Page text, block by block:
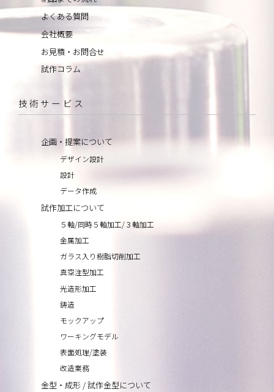
よくある質問
会社概要
お見積・お問合せ
試作コラム
技術サービス
企画・提案について
デザイン設計
設計
データ作成
試作加工について
５軸/同時５軸加工/３軸加工
金属加工
ガラス入り樹脂切削加工
真空注型加工
光造形加工
鋳造
モックアップ
ワーキングモデル
表面処理/塗装
改造業務
金型・成形 / 試作金型について